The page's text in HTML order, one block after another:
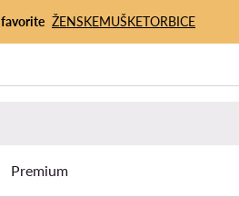
favorite ŽENSKEMUŠKETORBICE
Premium